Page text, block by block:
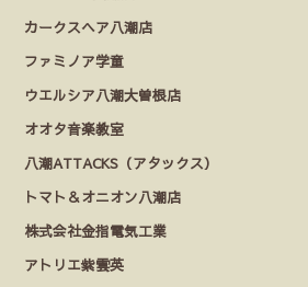
カークスヘア八潮店
ファミノア学童
ウエルシア八潮大曽根店
オオタ音楽教室
八潮ATTACKS（アタックス）
トマト＆オニオン八潮店
株式会社金指電気工業
アトリエ紫雲英